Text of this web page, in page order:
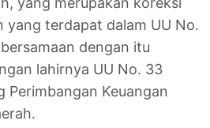
yang terdapat dalam UU No.
dengan itu
lahirnya UU No. 33
Perimbangan Keuangan